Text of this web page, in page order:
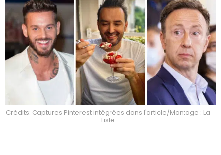
Crédits: Captures Pinterest intégrées dans l'article/Montage : La
Liste